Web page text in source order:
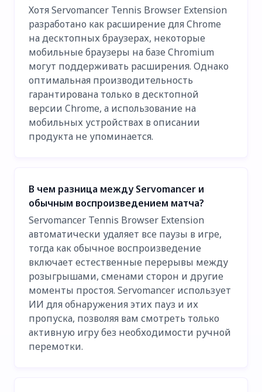
Хотя Servomancer Tennis Browser Extension
разработано как расширение для Chrome
на десктопных браузерах, некоторые
мобильные браузеры на базе Chromium
могут поддерживать расширения. Однако
оптимальная производительность
гарантирована только в десктопной
версии Chrome, а использование на
мобильных устройствах в описании
продукта не упоминается.
В чем разница между Servomancer и
обычным воспроизведением матча?
Servomancer Tennis Browser Extension
автоматически удаляет все паузы в игре,
тогда как обычное воспроизведение
включает естественные перерывы между
розыгрышами, сменами сторон и другие
моменты простоя. Servomancer использует
ИИ для обнаружения этих пауз и их
пропуска, позволяя вам смотреть только
активную игру без необходимости ручной
перемотки.